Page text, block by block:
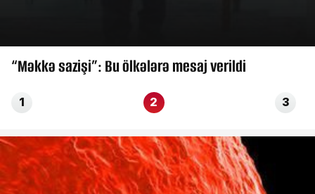
“Məkkə sazişi”: Bu ölkələrə mesaj verildi
1 2 3